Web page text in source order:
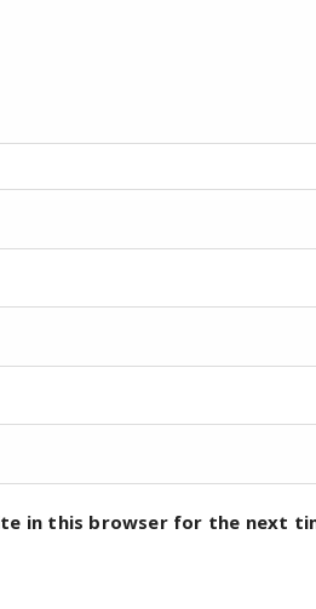
in this browser for the next